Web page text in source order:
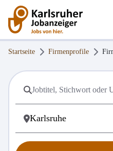
Startseite Firmenprofile